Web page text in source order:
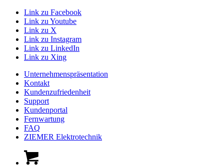
Link zu Facebook
Link zu Youtube
Link zu X
Link zu Instagram
Link zu LinkedIn
Link zu Xing
Unternehmenspräsentation
Kontakt
Kundenzufriedenheit
Support
Kundenportal
Fernwartung
FAQ
ZIEMER Elektrotechnik